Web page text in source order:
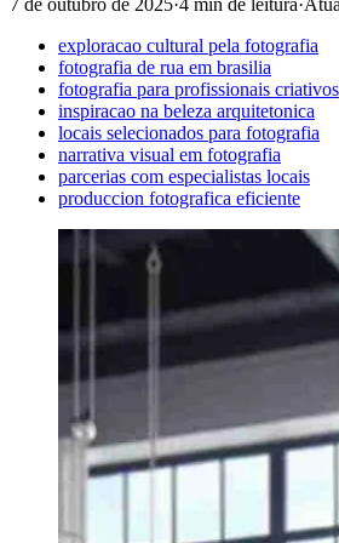
exploracao cultural pela fotografia
fotografia de rua em brasilia
fotografia para profissionais criativos
inspiracao na beleza arquitetonica
locais selecionados para fotografia
narrativa visual em fotografia
parcerias com especialistas locais
produccion fotografica eficiente